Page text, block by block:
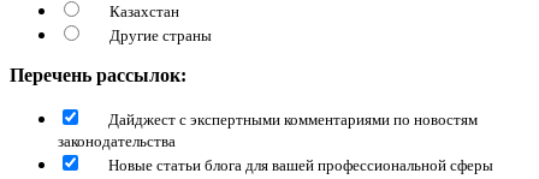
Казахстан
Другие страны
Перечень рассылок:
Дайджест с экспертными комментариями по новостям
законодательства
Новые статьи блога для вашей профессиональной сферы